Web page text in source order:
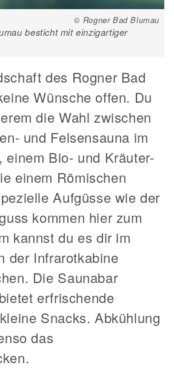
© Rogner Bad Blumau
besticht mit einzigartiger
des Rogner Bad
Wünsche offen. Du
die Wahl zwischen
und Felsensauna im
einem Bio- und Kräuter-
einem Römischen
Aufgüsse wie der
kommen hier zum
kannst du es dir im
der Infrarotkabine
Die Saunabar
erfrischende
Snacks. Abkühlung
das